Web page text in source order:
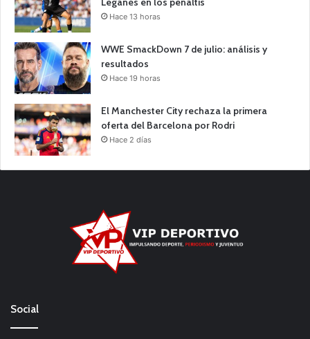
Hace 13 horas
WWE SmackDown 7 de julio: análisis y
resultados
Hace 19 horas
El Manchester City rechaza la primera
oferta del Barcelona por Rodri
Hace 2 días
Social